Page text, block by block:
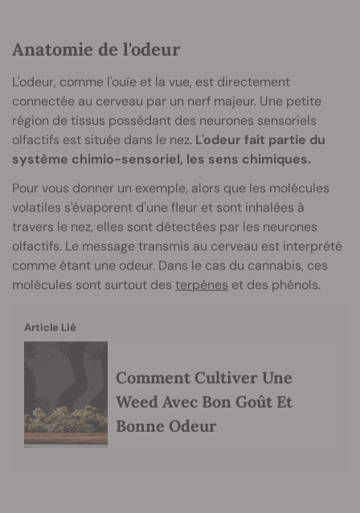
Anatomie de l'odeur
L'odeur, comme l'ouïe et la vue, est directement
connectée au cerveau par un nerf majeur. Une petite
région de tissus possédant des neurones sensoriels
olfactifs est située dans le nez. L'odeur fait partie du
système chimio-sensoriel, les sens chimiques.
Pour vous donner un exemple, alors que les molécules
volatiles s'évaporent d'une fleur et sont inhalées à
travers le nez, elles sont détectées par les neurones
olfactifs. Le message transmis au cerveau est interprété
comme étant une odeur. Dans le cas du cannabis, ces
molécules sont surtout des terpènes et des phénols.
Article Lié
Comment Cultiver Une
Weed Avec Bon Goût Et
Bonne Odeur